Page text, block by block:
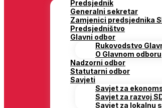
Predsjednik
Generalni sekretar
Zamjenici predsjednika
Predsjedništvo
Glavni odbor
Rukovodstvo
O Glavnom odboru
Nadzorni odbor
Statutarni odbor
Savjeti
Savjet za
Savjet za razvoj
Savjet za lokalnu